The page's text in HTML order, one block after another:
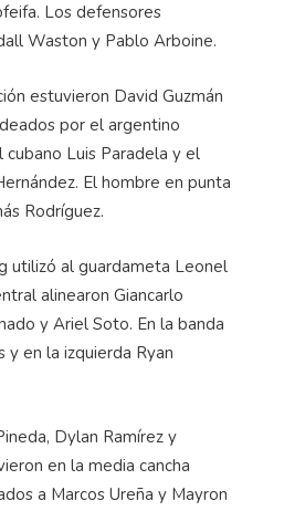
Los defensores
Waston y Pablo Arboine.
estuvieron David Guzmán
por el argentino
Luis Paradela y el
El hombre en punta
Rodríguez.
utilizó al guardameta Leonel
alinearon Giancarlo
y Ariel Soto. En la banda
y en la izquierda Ryan
Dylan Ramírez y
en la media cancha
a Marcos Ureña y Mayron